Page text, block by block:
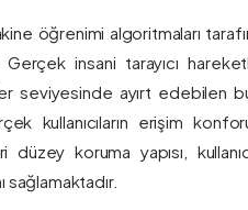
öğrenimi algoritmaları
insani tarayıcı
seviyesinde ayırt edebilen
kullanıcıların erişim
koruma yapısı,
sağlamaktadır.